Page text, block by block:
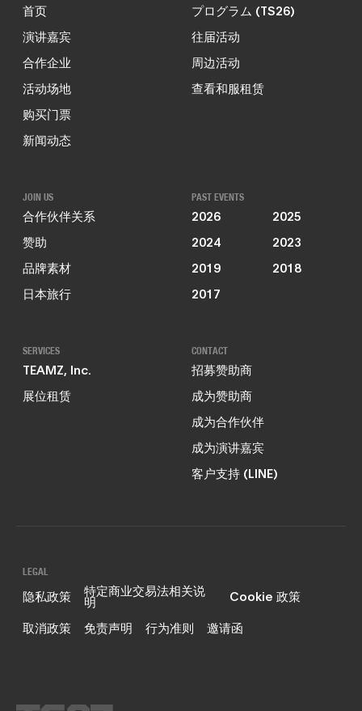
首页
演讲嘉宾
合作企业
活动场地
购买门票
新闻动态
プログラム (TS26)
往届活动
周边活动
查看和服租赁
JOIN US
合作伙伴关系
赞助
品牌素材
日本旅行
PAST EVENTS
2026
2025
2024
2023
2019
2018
2017
SERVICES
TEAMZ, Inc.
展位租赁
CONTACT
招募赞助商
成为赞助商
成为合作伙伴
成为演讲嘉宾
客户支持 (LINE)
LEGAL
隐私政策 特定商业交易法相关说
明
Cookie 政策
取消政策
免责声明 行为准则 邀请函